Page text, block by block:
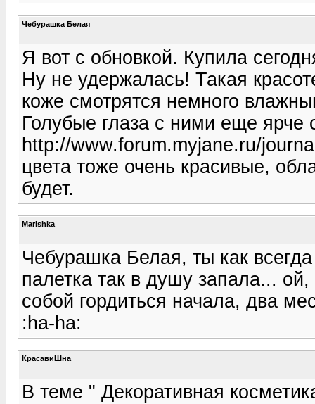
Чебурашка Белая
Я вот с обновкой. Купила
Ну не удержалась! Такая
коже смотрятся немного
Голубые глаза с ними еще ярче
http://www.forum.myjane.ru/
цвета тоже очень красивые,
будет.
Marishka
Чебурашка Белая, ты как
палетка так в душу запала...
собой гордиться начала, два
:ha-ha:
КрасавиШна
В теме " Декоративная